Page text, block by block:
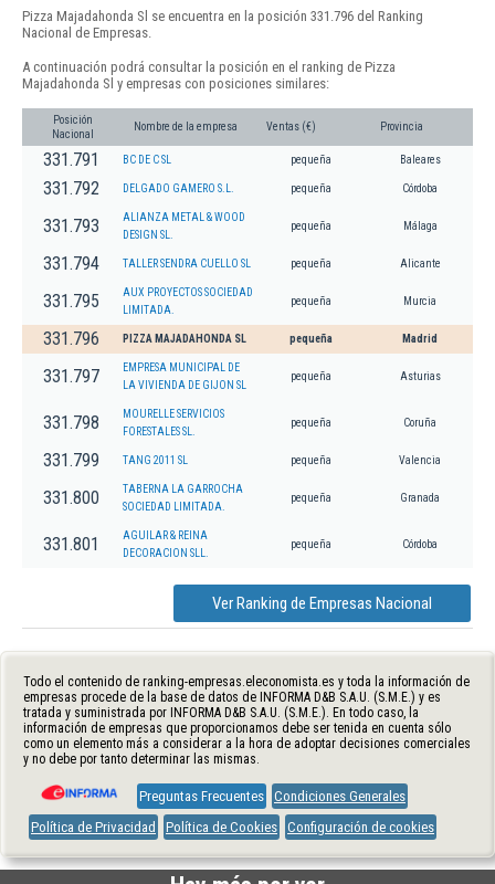
Pizza Majadahonda Sl se encuentra en la posición 331.796 del Ranking
Nacional de Empresas.
A continuación podrá consultar la posición en el ranking de Pizza
Majadahonda Sl y empresas con posiciones similares:
Posición
Nacional
Nombre de la empresa Ventas (€) Provincia
331.791 BC DE C SL pequeña Baleares
331.792 DELGADO GAMERO S.L. pequeña Córdoba
331.793
ALIANZA METAL & WOOD
DESIGN SL.
pequeña Málaga
331.794 TALLER SENDRA CUELLO SL pequeña Alicante
331.795
AUX PROYECTOS SOCIEDAD
LIMITADA.
pequeña Murcia
331.796 PIZZA MAJADAHONDA SL pequeña Madrid
331.797
EMPRESA MUNICIPAL DE
LA VIVIENDA DE GIJON SL
pequeña Asturias
331.798
MOURELLE SERVICIOS
FORESTALES SL.
pequeña Coruña
331.799 TANG 2011 SL pequeña Valencia
331.800
TABERNA LA GARROCHA
SOCIEDAD LIMITADA.
pequeña Granada
331.801
AGUILAR & REINA
DECORACION SLL.
pequeña Córdoba
Ver Ranking de Empresas Nacional
Todo el contenido de ranking-empresas.eleconomista.es y toda la información de
empresas procede de la base de datos de INFORMA D&B S.A.U. (S.M.E.) y es
tratada y suministrada por INFORMA D&B S.A.U. (S.M.E.). En todo caso, la
información de empresas que proporcionamos debe ser tenida en cuenta sólo
como un elemento más a considerar a la hora de adoptar decisiones comerciales
y no debe por tanto determinar las mismas.
Preguntas Frecuentes Condiciones Generales
Política de Privacidad
Política de Cookies Configuración de cookies